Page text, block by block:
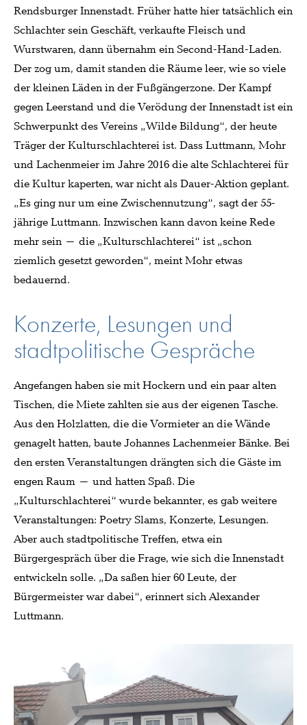
Rendsburger Innenstadt. Früher hatte hier tatsächlich ein
Schlachter sein Geschäft, verkaufte Fleisch und
Wurstwaren, dann übernahm ein Second-Hand-Laden.
Der zog um, damit standen die Räume leer, wie so viele
der kleinen Läden in der Fußgängerzone. Der Kampf
gegen Leerstand und die Verödung der Innenstadt ist ein
Schwerpunkt des Vereins „Wilde Bildung“, der heute
Träger der Kulturschlachterei ist. Dass Luttmann, Mohr
und Lachenmeier im Jahre 2016 die alte Schlachterei für
die Kultur kaperten, war nicht als Dauer-Aktion geplant.
„Es ging nur um eine Zwischennutzung“, sagt der 55-
jährige Luttmann. Inzwischen kann davon keine Rede
mehr sein – die „Kulturschlachterei“ ist „schon
ziemlich gesetzt geworden“, meint Mohr etwas
bedauernd.
Konzerte, Lesungen und
stadtpolitische Gespräche
Angefangen haben sie mit Hockern und ein paar alten
Tischen, die Miete zahlten sie aus der eigenen Tasche.
Aus den Holzlatten, die die Vormieter an die Wände
genagelt hatten, baute Johannes Lachenmeier Bänke. Bei
den ersten Veranstaltungen drängten sich die Gäste im
engen Raum – und hatten Spaß. Die
„Kulturschlachterei“ wurde bekannter, es gab weitere
Veranstaltungen: Poetry Slams, Konzerte, Lesungen.
Aber auch stadtpolitische Treffen, etwa ein
Bürgergespräch über die Frage, wie sich die Innenstadt
entwickeln solle. „Da saßen hier 60 Leute, der
Bürgermeister war dabei“, erinnert sich Alexander
Luttmann.